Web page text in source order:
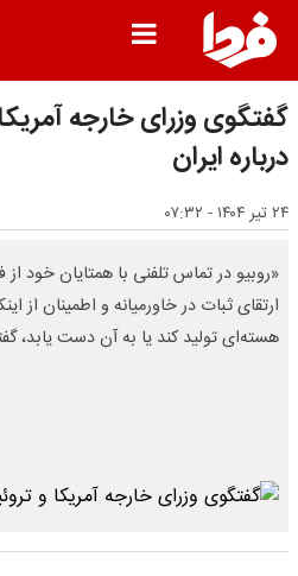
گفتگوی وزرای خارجه
درباره ایران
۲۴ تیر ۱۴۰۴ - ۰۷:۳۲
«روبیو در تماس تلفنی با همتایان خود از
ارتقای ثبات در خاورمیانه و اطمینان از
هسته‌ای تولید کند یا به آن دست یابد،